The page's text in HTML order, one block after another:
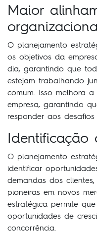
Maior
O planejamento
os objetivos da
dia, garantindo que
estejam trabalhando
comum. Isso melhora
empresa, garantindo
responder aos
Identificação
O planejamento
identificar
demandas dos
pioneiras em novos
estratégica permite
oportunidades de
concorrência.